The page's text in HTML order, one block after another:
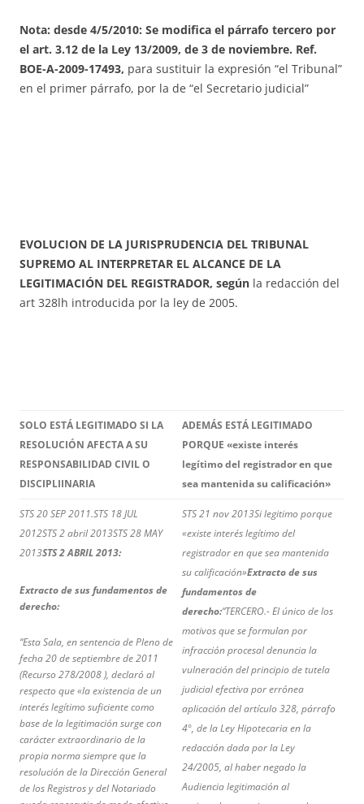
Nota: desde 4/5/2010: Se modifica el párrafo tercero por
el art. 3.12 de la Ley 13/2009, de 3 de noviembre. Ref.
BOE-A-2009-17493, para sustituir la expresión “el Tribunal”
en el primer párrafo, por la de “el Secretario judicial”
EVOLUCION DE LA JURISPRUDENCIA DEL TRIBUNAL
SUPREMO AL INTERPRETAR EL ALCANCE DE LA
LEGITIMACIÓN DEL REGISTRADOR, según la redacción del
art 328lh introducida por la ley de 2005.
SOLO ESTÁ LEGITIMADO SI LA
RESOLUCIÓN AFECTA A SU
RESPONSABILIDAD CIVIL O
DISCIPLIINARIA
ADEMÁS ESTÁ LEGITIMADO
PORQUE «existe interés
legítimo del registrador en que
sea mantenida su calificación»
STS 20 SEP 2011.STS 18 JUL
2012STS 2 abril 2013STS 28 MAY
2013STS 2 ABRIL 2013:
Extracto de sus fundamentos de
derecho:
“Esta Sala, en sentencia de Pleno de
fecha 20 de septiembre de 2011
(Recurso 278/2008 ), declaró al
respecto que «la existencia de un
interés legítimo suficiente como
base de la legitimación surge con
carácter extraordinario de la
propia norma siempre que la
resolución de la Dirección General
de los Registros y del Notariado
STS 21 nov 2013Si legitimo porque
«existe interés legítimo del
registrador en que sea mantenida
su calificación»Extracto de sus
fundamentos de
derecho:“TERCERO.- El único de los
motivos que se formulan por
infracción procesal denuncia la
vulneración del principio de tutela
judicial efectiva por errónea
aplicación del artículo 328, párrafo
4°, de la Ley Hipotecaria en la
redacción dada por la Ley
24/2005, al haber negado la
Audiencia legitimación al